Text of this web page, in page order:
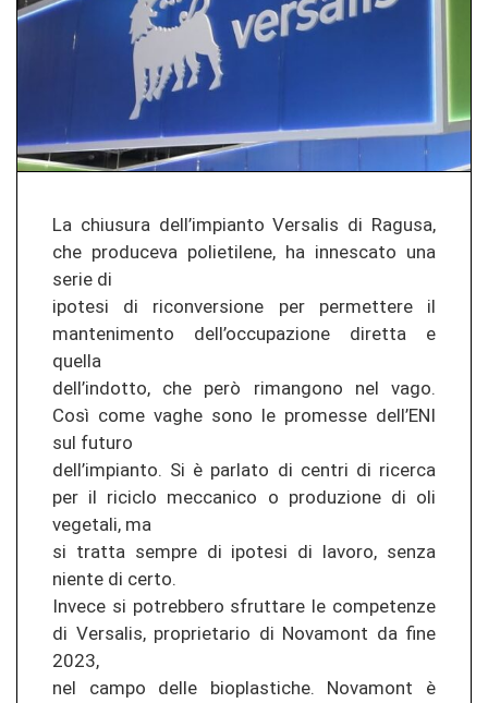
La chiusura dell’impianto Versalis di Ragusa,
che produceva polietilene, ha innescato una
serie di
ipotesi di riconversione per permettere il
mantenimento dell’occupazione diretta e
quella
dell’indotto, che però rimangono nel vago.
Così come vaghe sono le promesse dell’ENI
sul futuro
dell’impianto. Si è parlato di centri di ricerca
per il riciclo meccanico o produzione di oli
vegetali, ma
si tratta sempre di ipotesi di lavoro, senza
niente di certo.
Invece si potrebbero sfruttare le competenze
di Versalis, proprietario di Novamont da fine
2023,
nel campo delle bioplastiche. Novamont è